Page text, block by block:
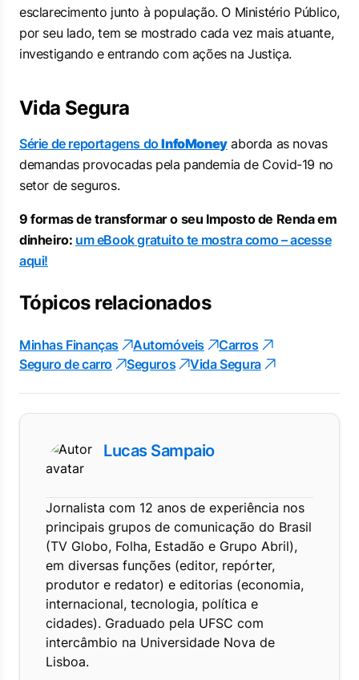
esclarecimento junto à população. O Ministério Público,
por seu lado, tem se mostrado cada vez mais atuante,
investigando e entrando com ações na Justiça.
Vida Segura
Série de reportagens doInfoMoneyaborda as novas
demandas provocadas pela pandemia de Covid-19 no
setor de seguros.
9 formas de transformar o seu Imposto de Renda em
dinheiro: um eBook gratuito te mostra como – acesse
aqui!
Tópicos relacionados
Minhas Finanças Automóveis
Carros
Seguro de carro
Seguros Vida Segura
Lucas Sampaio
Jornalista com 12 anos de experiência nos
principais grupos de comunicação do Brasil
(TV Globo, Folha, Estadão e Grupo Abril),
em diversas funções (editor, repórter,
produtor e redator) e editorias (economia,
internacional, tecnologia, política e
cidades). Graduado pela UFSC com
intercâmbio na Universidade Nova de
Lisboa.